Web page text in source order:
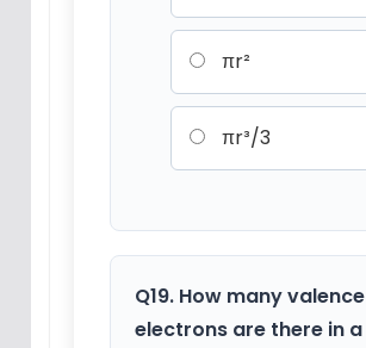
πr²
πr³/3
Q19. How many valence
electrons are there in a